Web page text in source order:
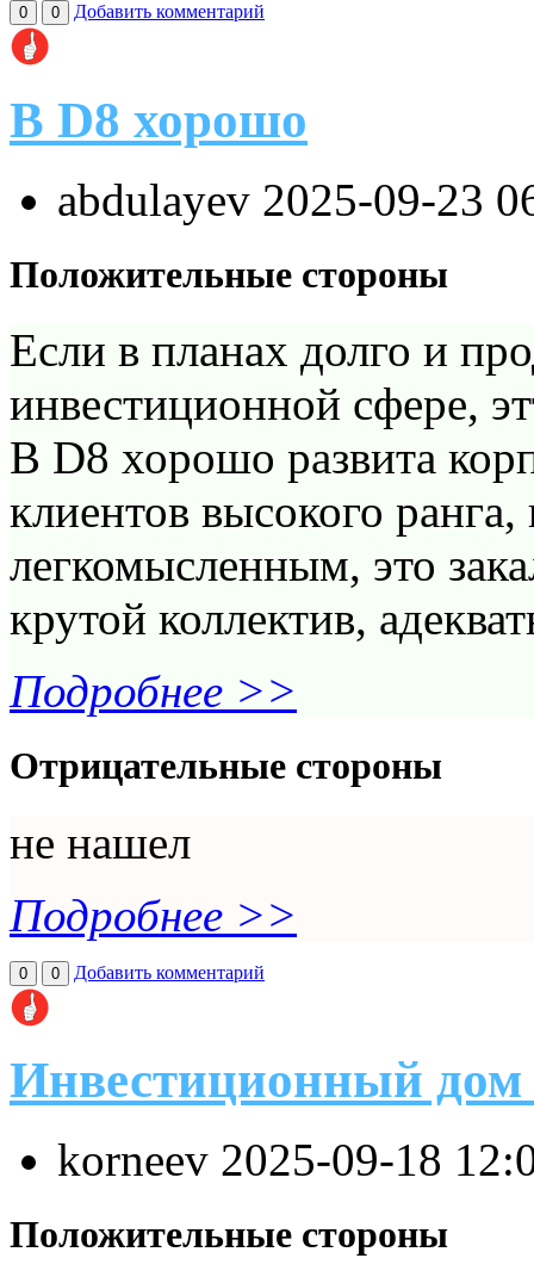
0 0 Добавить комментарий
В D8 хорошо
abdulayev 2025-09-23
Положительные стороны
Если в планах долго и
инвестиционной сфере,
В D8 хорошо развита
клиентов высокого
легкомысленным, это
крутой коллектив,
Подробнее >>
Отрицательные стороны
не нашел
Подробнее >>
0 0 Добавить комментарий
Инвестиционный дом
korneev 2025-09-18
Положительные стороны